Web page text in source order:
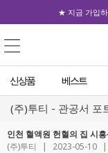
★ 지금 가입
신상품 베스트
(주)투티 - 관공서 포
인천 혈액원 헌혈의 집 시
(주)투티
| 2023-05-10 |